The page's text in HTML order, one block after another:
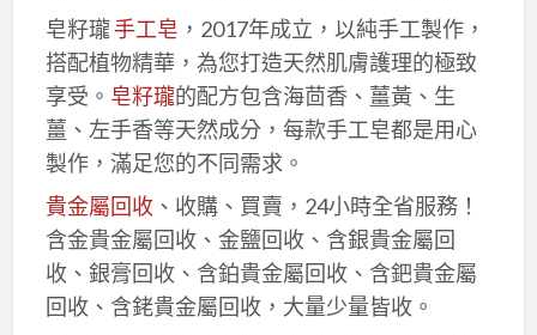
皂籽瓏手工皂 ，2017年成立，以純手工製作，
搭配植物精華，為您打造天然肌膚護理的極致
享受。 皂籽瓏的配方包含海茴香、薑黃、生
薑、左手香等天然成分，每款手工皂都是用心
製作，滿足您的不同需求。
貴金屬回收、收購、買賣，24小時全省服務！
含金貴金屬回收、金鹽回收、含銀貴金屬回
收、銀膏回收、含鉑貴金屬回收、含鈀貴金屬
回收、含銠貴金屬回收，大量少量皆收。